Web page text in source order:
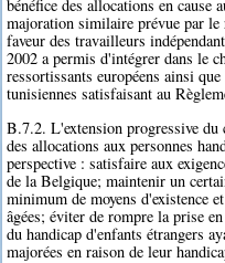
bénéfice des allocations en cause
majoration similaire prévue par
faveur des travailleurs
2002 a permis d'intégrer dans le
ressortissants européens ainsi
tunisiennes satisfaisant au
B.7.2. L'extension progressive
des allocations aux personnes
perspective : satisfaire aux
de la Belgique; maintenir un
minimum de moyens d'existence
âgées; éviter de rompre la prise
du handicap d'enfants étrangers
majorées en raison de leur